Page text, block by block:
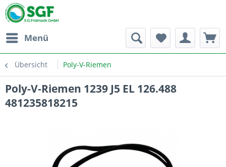
Menü
Übersicht Poly-V-Riemen
Poly-V-Riemen 1239 J5 EL 126.488
481235818215